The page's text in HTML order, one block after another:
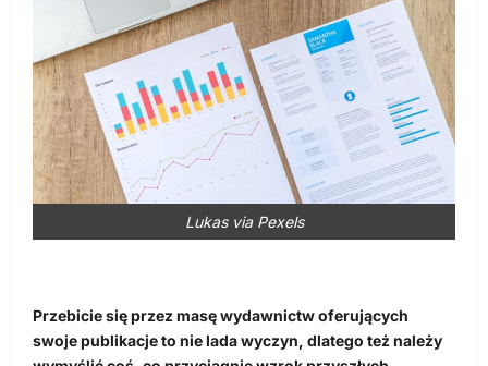
Lukas via Pexels
Przebicie się przez masę wydawnictw oferujących
swoje publikacje to nie lada wyczyn, dlatego też należy